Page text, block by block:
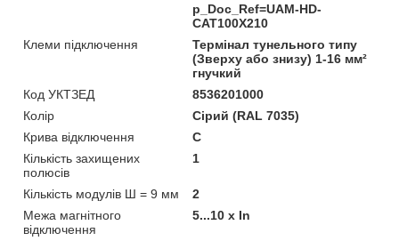
p_Doc_Ref=UAM-HD-
CAT100X210
Клеми підключення
Термінал тунельного типу
(Зверху або знизу) 1-16 мм²
гнучкий
Код УКТЗЕД
8536201000
Колір
Сірий (RAL 7035)
Крива відключення
C
Кількість захищених
полюсів
1
Кількість модулів Ш = 9 мм
2
Межа магнітного
відключення
5...10 x In